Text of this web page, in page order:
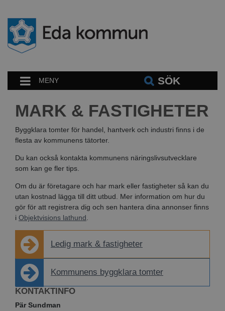
MENY SÖK
MARK & FASTIGHETER
Byggklara tomter för handel, hantverk och industri finns i de
flesta av kommunens tätorter.
Du kan också kontakta kommunens näringslivsutvecklare
som kan ge fler tips.
Om du är företagare och har mark eller fastigheter så kan du
utan kostnad lägga till ditt utbud. Mer information om hur du
gör för att registrera dig och sen hantera dina annonser finns
i Objektvisions lathund
Ledig mark & fastigheter
Kommunens byggklara tomter
KONTAKTINFO
Pär Sundman